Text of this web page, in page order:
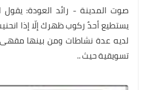
صوت المدينة - رائد العودة: يقول
يستطيع أحدٌ ركوب ظهرك إلّا إذا
لديه عدة نشاطات ومن بينها
تسويقية حيث ..